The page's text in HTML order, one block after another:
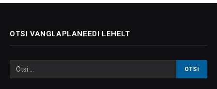
OTSI VANGLAPLANEEDI LEHELT